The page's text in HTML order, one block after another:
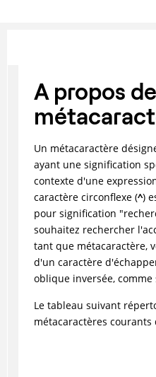
A propos
Un métacaractère
ayant une signification
contexte d'une
caractère circonflexe (^)
pour signification
souhaitez rechercher
tant que métacaractère,
d'un caractère
oblique inversée, comme
Le tableau suivant
métacaractères